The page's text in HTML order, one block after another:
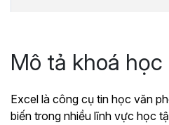
Mô tả khoá học
Excel là công cụ tin học văn
biến trong nhiều lĩnh vực học